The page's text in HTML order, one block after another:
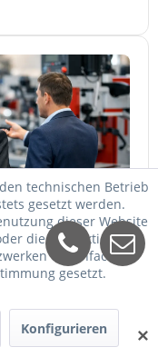
richtig
hilft bei Auswahl,
✕
technischen Betrieb
gesetzt werden.
dieser Website
die Interaktion mit
vereinfachen
gesetzt.
Konfigurieren